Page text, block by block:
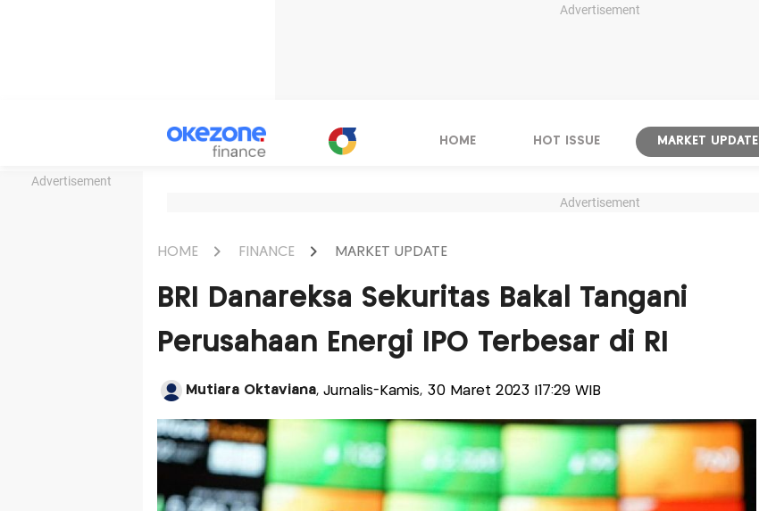
Advertisement
Advertisement
HOME HOT ISSUE MARKET UPDATE
Advertisement
HOME FINANCE MARKET UPDATE
BRI Danareksa Sekuritas Bakal Tangani
Perusahaan Energi IPO Terbesar di RI
Mutiara Oktaviana, Jurnalis-Kamis, 30 Maret 2023 |17:29 WIB